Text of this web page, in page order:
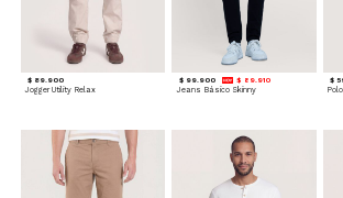
$ 89.900
Jogger Utility Relax
$ 99.900 $ 89.910
Jeans Básico Skinny
$